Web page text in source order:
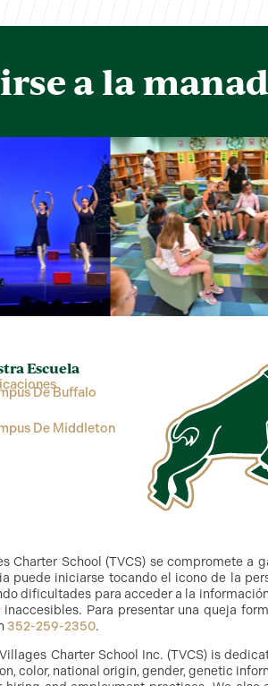
a la
Escuela
De Buffalo
De Middleton
Charter School (TVCS) se compromete
puede iniciarse tocando el icono de la
dificultades para acceder a la
Para presentar una queja
352-259-2350.
Charter School Inc. (TVCS) is
color, national origin, gender, genetic